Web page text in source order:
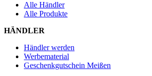
Alle Händler
Alle Produkte
HÄNDLER
Händler werden
Werbematerial
Geschenkgutschein Meißen